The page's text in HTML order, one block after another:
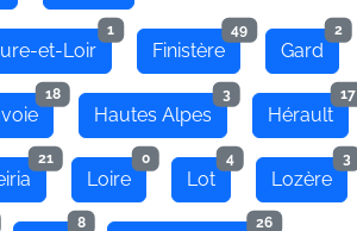
et-Loir
1
Finistère
49
Gard
2
18
Hautes Alpes
3
Hérault
17
21
Loire
0
Lot
4
Lozère
3
8 26